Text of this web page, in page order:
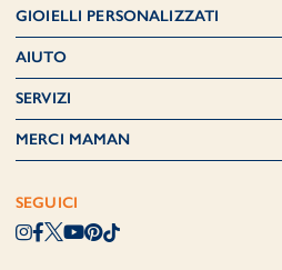
GIOIELLI PERSONALIZZATI
AIUTO
SERVIZI
MERCI MAMAN
SEGUICI